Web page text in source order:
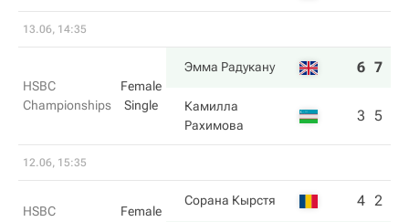
13.06, 14:35
HSBC
Championships
Female
Single
Эмма Радукану 6 7
Камилла
Рахимова
3 5
12.06, 15:35
HSBC
Female
Сорана Кырстя 4 2